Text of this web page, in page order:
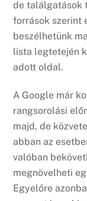
de találgatások
források szerint
beszélhetünk
lista legtetején
adott oldal.
A Google már
rangsorolási
majd, de
abban az
valóban
megnövelheti
Egyelőre